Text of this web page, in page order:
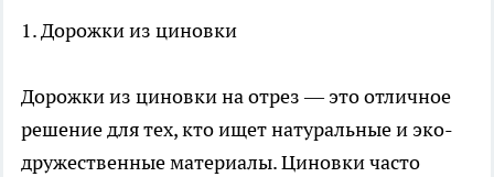
1. Дорожки из циновки
Дорожки из циновки на отрез— это отличное
решение для тех, кто ищет натуральные и эко-
дружественные материалы. Циновки часто